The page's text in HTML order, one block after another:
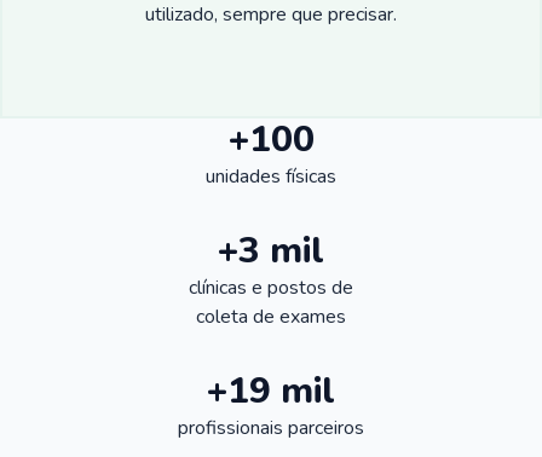
utilizado, sempre que precisar.
+100
unidades físicas
+3 mil
clínicas e postos de
coleta de exames
+19 mil
profissionais parceiros